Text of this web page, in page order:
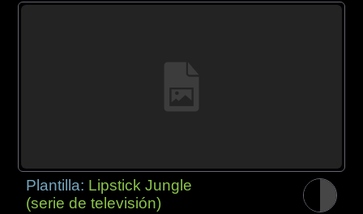
Plantilla: Lipstick Jungle
(serie de televisión)